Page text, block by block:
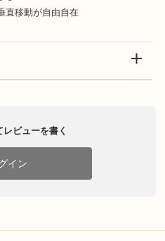
直移動が自由自在
レビューを書く
イン